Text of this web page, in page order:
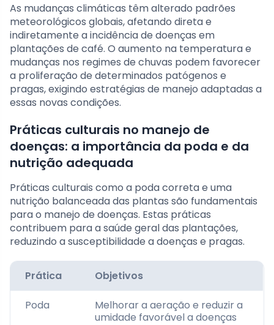
As mudanças climáticas têm alterado padrões
meteorológicos globais, afetando direta e
indiretamente a incidência de doenças em
plantações de café. O aumento na temperatura e
mudanças nos regimes de chuvas podem favorecer
a proliferação de determinados patógenos e
pragas, exigindo estratégias de manejo adaptadas a
essas novas condições.
Práticas culturais no manejo de
doenças: a importância da poda e da
nutrição adequada
Práticas culturais como a poda correta e uma
nutrição balanceada das plantas são fundamentais
para o manejo de doenças. Estas práticas
contribuem para a saúde geral das plantações,
reduzindo a susceptibilidade a doenças e pragas.
Prática Objetivos
Poda
Melhorar a aeração e reduzir a
umidade favorável a doenças